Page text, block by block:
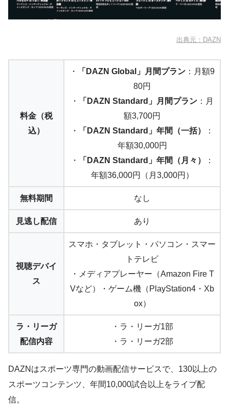
出典元：DAZN
料金（税
込）
・ 「DAZN Global」月間プラン ：月額9
80円
・
「DAZN Standard」月間プラン ：月
額3,700円
・
「DAZN Standard」 年間（一括）
：
年額30,000円
・
「DAZN Standard」 年間（月々）
：
年額36,000円（月3,000円）
無料期間 なし
見逃し配信 あり
視聴デバイ
ス
スマホ・タブレット・パソコン・スマー
トテレビ
・メディアプレーヤー（Amazon Fire T
Vなど）・ゲーム機（PlayStation4・Xb
ox）
ラ・リーガ
配信内容
・ラ・リーガ1部
・ラ・リーガ2部
DAZNはスポーツ専門の動画配信サービスで、130以上の
スポーツコンテンツ、年間10,000試合以上をライブ配
信。